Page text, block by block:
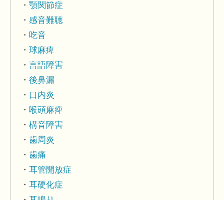
顎関節症
感音難聴
吃音
球麻痺
言語障害
後鼻漏
口内炎
喉頭麻痺
構音障害
歯周炎
歯痛
耳管開放症
耳硬化症